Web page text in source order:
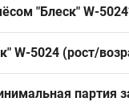
обіг
"Блеск" W-
W-5024 (рост/
партия